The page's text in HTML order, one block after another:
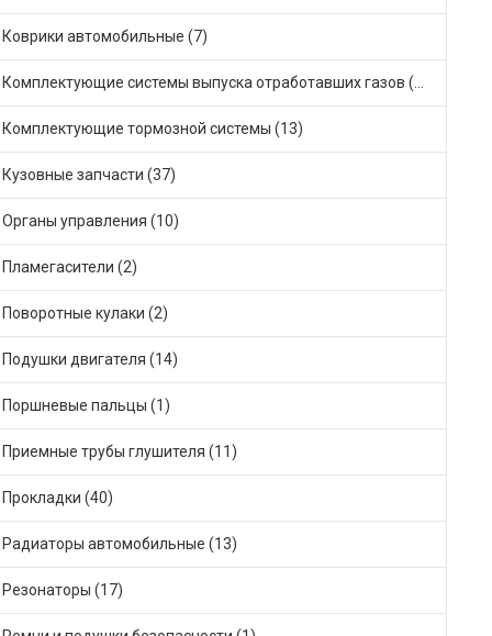
Коврики автомобильные (7)
Комплектующие системы выпуска отработавших газов (29)
Комплектующие тормозной системы (13)
Кузовные запчасти (37)
Органы управления (10)
Пламегасители (2)
Поворотные кулаки (2)
Подушки двигателя (14)
Поршневые пальцы (1)
Приемные трубы глушителя (11)
Прокладки (40)
Радиаторы автомобильные (13)
Резонаторы (17)